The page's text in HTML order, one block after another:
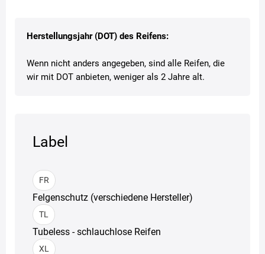
Herstellungsjahr (DOT) des Reifens:
Wenn nicht anders angegeben, sind alle Reifen, die
wir mit DOT anbieten, weniger als 2 Jahre alt.
Label
FR
Felgenschutz (verschiedene Hersteller)
TL
Tubeless - schlauchlose Reifen
XL